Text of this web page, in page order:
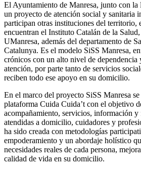
El Ayuntamiento de Manresa, junto con
un proyecto de atención social y sanitaria
participan otras instituciones del territorio,
encuentran el Instituto Catalán de la
UManresa, además del departamento de
Catalunya. Es el modelo SiSS Manresa,
crónicos con un alto nivel de dependencia
atención, por parte tanto de servicios
reciben todo ese apoyo en su domicilio.
En el marco del proyecto SiSS Manresa
plataforma Cuida Cuida’t con el objetivo
acompañamiento, servicios, información y
atendidas a domicilio, cuidadores y
ha sido creada con metodologías
empoderamiento y un abordaje holístico
necesidades reales de cada persona,
calidad de vida en su domicilio.